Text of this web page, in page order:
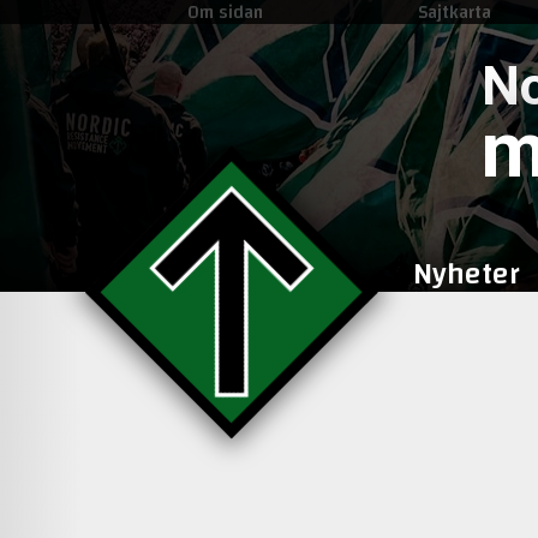
Om sidan Sajtkarta
Nyheter